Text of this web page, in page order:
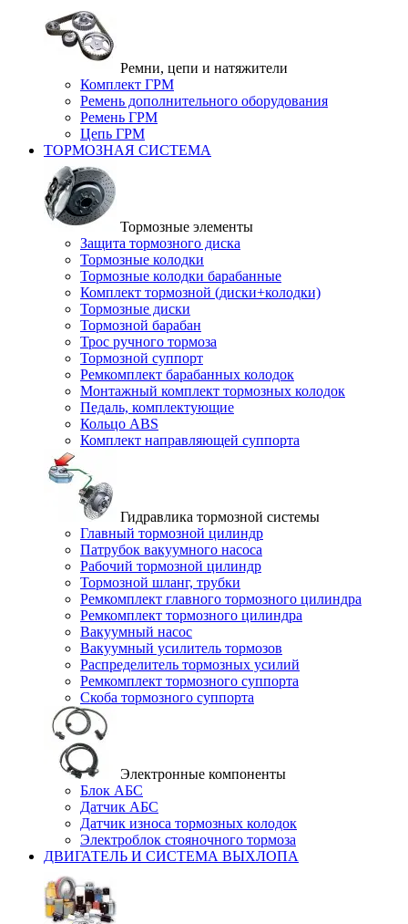
Ремни, цепи и натяжители
Комплект ГРМ
Ремень дополнительного оборудования
Ремень ГРМ
Цепь ГРМ
ТОРМОЗНАЯ СИСТЕМА
Тормозные элементы
Защита тормозного диска
Тормозные колодки
Тормозные колодки барабанные
Комплект тормозной (диски+колодки)
Тормозные диски
Тормозной барабан
Трос ручного тормоза
Тормозной суппорт
Ремкомплект барабанных колодок
Монтажный комплект тормозных колодок
Педаль, комплектующие
Кольцо ABS
Комплект направляющей суппорта
Гидравлика тормозной системы
Главный тормозной цилиндр
Патрубок вакуумного насоса
Рабочий тормозной цилиндр
Тормозной шланг, трубки
Ремкомплект главного тормозного цилиндра
Ремкомплект тормозного цилиндра
Вакуумный насос
Вакуумный усилитель тормозов
Распределитель тормозных усилий
Ремкомплект тормозного суппорта
Скоба тормозного суппорта
Электронные компоненты
Блок АБС
Датчик АБС
Датчик износа тормозных колодок
Электроблок стояночного тормоза
ДВИГАТЕЛЬ И СИСТЕМА ВЫХЛОПА